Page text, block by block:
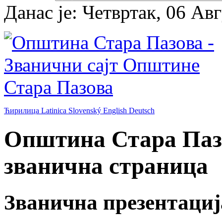
Данас је: Четвртак, 06
Ћирилица Latinica Slovenský English Deutsch
Општина Стара
званична страница
Званична